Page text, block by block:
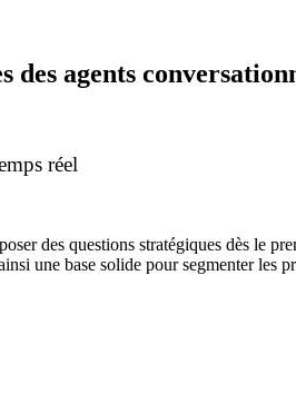
des agents
réel
des questions stratégiques dès le
une base solide pour segmenter les